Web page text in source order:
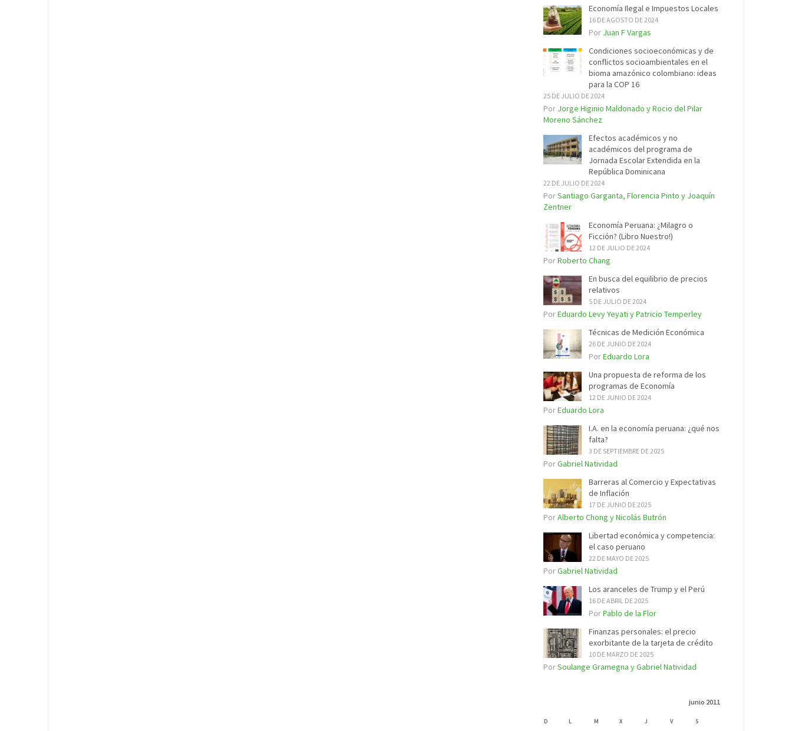
Economía Ilegal e Impuestos Locales
16 DE AGOSTO DE 2024
Por Juan F Vargas
Condiciones socioeconómicas y de
conflictos socioambientales en el
bioma amazónico colombiano: ideas
para la COP 16
25 DE JULIO DE 2024
Por Jorge Higinio Maldonado y Rocio del Pilar
Moreno Sánchez
Efectos académicos y no
académicos del programa de
Jornada Escolar Extendida en la
República Dominicana
22 DE JULIO DE 2024
PorSantiago Garganta, Florencia Pinto y Joaquín
Zentner
Economía Peruana: ¿Milagro o
Ficción? (Libro Nuestro!)
12 DE JULIO DE 2024
PorRoberto Chang
En busca del equilibrio de precios
relativos
5 DE JULIO DE 2024
PorEduardo Levy Yeyati y Patricio Temperley
Técnicas de Medición Económica
26 DE JUNIO DE 2024
PorEduardo Lora
Una propuesta de reforma de los
programas de Economía
12 DE JUNIO DE 2024
PorEduardo Lora
I.A. en la economía peruana: ¿qué nos
falta?
3 DE SEPTIEMBRE DE 2025
PorGabriel Natividad
Barreras al Comercio y Expectativas
de Inflación
17 DE JUNIO DE 2025
PorAlberto Chong y Nicolás Butrón
Libertad económica y competencia:
el caso peruano
22 DE MAYO DE 2025
PorGabriel Natividad
Los aranceles de Trump y el Perú
16 DE ABRIL DE 2025
PorPablo de la Flor
Finanzas personales: el precio
exorbitante de la tarjeta de crédito
10 DE MARZO DE 2025
PorSoulange Gramegna y Gabriel Natividad
junio 2011
D L M X J V S